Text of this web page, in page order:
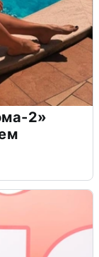
2»